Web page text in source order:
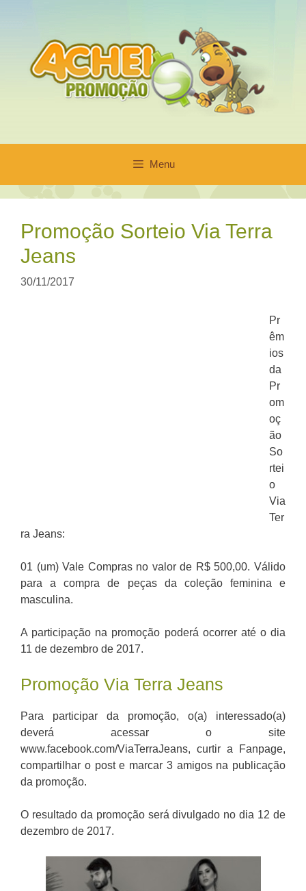
conteúdo
Menu
Promoção Sorteio Via Terra
Jeans
30/11/2017
Pr
êm
ios
da
Pr
om
oç
ão
So
rtei
o
Via
Ter
ra Jeans:
01 (um) Vale Compras no valor de R$ 500,00. Válido
para a compra de peças da coleção feminina e
masculina.
A participação na promoção poderá ocorrer até o dia
11 de dezembro de 2017.
Promoção Via Terra Jeans
Para participar da promoção, o(a) interessado(a)
deverá acessar o site
www.facebook.com/ViaTerraJeans, curtir a Fanpage,
compartilhar o post e marcar 3 amigos na publicação
da promoção.
O resultado da promoção será divulgado no dia 12 de
dezembro de 2017.